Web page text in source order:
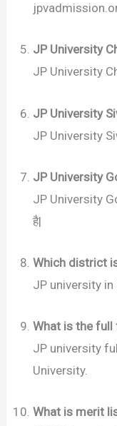
JP University
JP University
JP University
JP University
JP University
JP University
है|
Which district
JP university in
What is the
JP university
University.
What is merit